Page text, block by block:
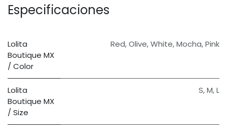
Especificaciones
Lolita
Boutique MX
/ Color
Red,Olive,White,Mocha,Pink
Lolita
Boutique MX
/ Size
S,M,L